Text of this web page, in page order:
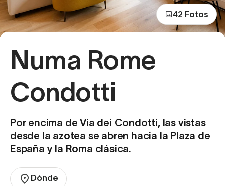
42 Fotos
Numa Rome
Condotti
Por encima de Via dei Condotti, las vistas
desde la azotea se abren hacia la Plaza de
España y la Roma clásica.
Dónde